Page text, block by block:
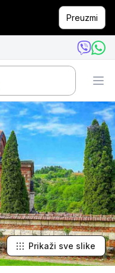
Preuzmi
Prikaži sve slike